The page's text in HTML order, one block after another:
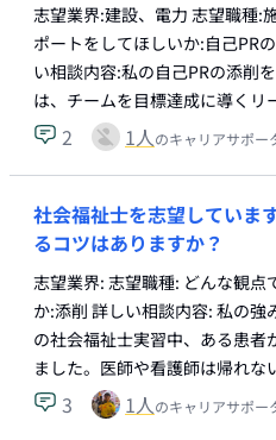
志望業界:建設、電力 志望職種:
ポートをしてほしいか:自己PR
い相談内容:私の自己PRの添削
は、チームを目標達成に導く
2 1人のキャリアサポー
社会福祉士を志望していま
るコツはありますか？
志望業界: 志望職種: どんな観
か:添削 詳しい相談内容: 私の強
の社会福祉士実習中、ある患者
ました。医師や看護師は帰れ
3 1人のキャリアサポー